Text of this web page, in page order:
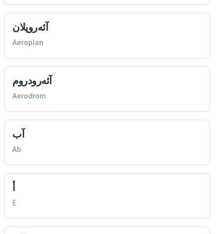
آئه‌روپلان
Aeroplan
آئه‌رودروم
Aerodrom
آب
Ab
E